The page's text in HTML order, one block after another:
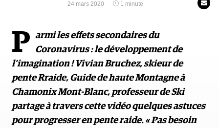
24 mars 2020 1 minute
P armi les effets secondaires du
Coronavirus : le développement de
l’imagination ! Vivian Bruchez, skieur de
pente Rraide, Guide de haute Montagne à
Chamonix Mont-Blanc, professeur de Ski
partage à travers cette vidéo quelques astuces
pour progresser en pente raide. « Pas besoin